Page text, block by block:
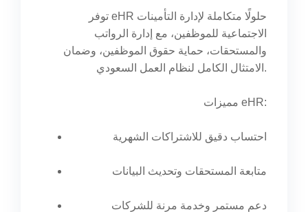
توفر eHR حلولًا متكاملة لإدارة التأمينات
الاجتماعية للموظفين، مع إدارة الرواتب
والمستحقات، حماية حقوق الموظفين، وضمان
الامتثال الكامل لنظام العمل السعودي.
مميزات eHR:
احتساب دقيق للاشتراكات الشهرية
متابعة المستحقات وتحديث البيانات
دعم مستمر وخدمة مرنة للشركات